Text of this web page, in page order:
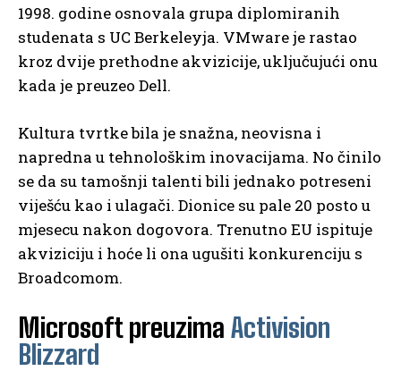
1998. godine osnovala grupa diplomiranih
studenata s UC Berkeleyja. VMware je rastao
kroz dvije prethodne akvizicije, uključujući onu
kada je preuzeo Dell.
Kultura tvrtke bila je snažna, neovisna i
napredna u tehnološkim inovacijama. No činilo
se da su tamošnji talenti bili jednako potreseni
viješću kao i ulagači. Dionice su pale 20 posto u
mjesecu nakon dogovora. Trenutno EU ispituje
akviziciju i hoće li ona ugušiti konkurenciju s
Broadcomom.
Microsoft preuzima Activision
Blizzard